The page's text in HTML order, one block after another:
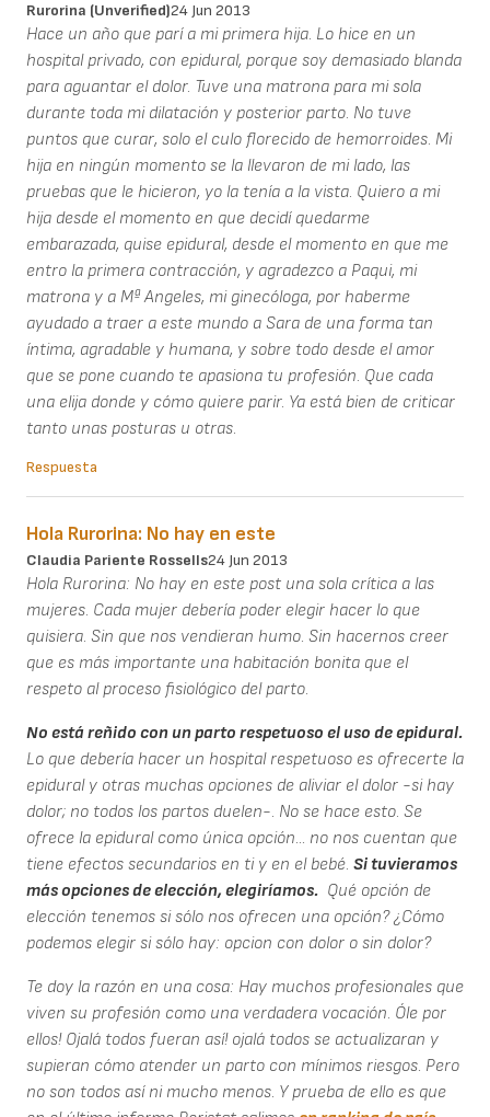
Rurorina (unverified)24 Jun 2013
Hace un año que parí a mi primera hija. Lo hice en un
hospital privado, con epidural, porque soy demasiado blanda
para aguantar el dolor. Tuve una matrona para mi sola
durante toda mi dilatación y posterior parto. No tuve
puntos que curar, solo el culo florecido de hemorroides. Mi
hija en ningún momento se la llevaron de mi lado, las
pruebas que le hicieron, yo la tenía a la vista. Quiero a mi
hija desde el momento en que decidí quedarme
embarazada, quise epidural, desde el momento en que me
entro la primera contracción, y agradezco a Paqui, mi
matrona y a Mª Angeles, mi ginecóloga, por haberme
ayudado a traer a este mundo a Sara de una forma tan
íntima, agradable y humana, y sobre todo desde el amor
que se pone cuando te apasiona tu profesión. Que cada
una elija donde y cómo quiere parir. Ya está bien de criticar
tanto unas posturas u otras.
Respuesta
Hola Rurorina: No hay en este
Claudia Pariente Rossells24 Jun 2013
Hola Rurorina: No hay en este post una sola crítica a las
mujeres. Cada mujer debería poder elegir hacer lo que
quisiera. Sin que nos vendieran humo. Sin hacernos creer
que es más importante una habitación bonita que el
respeto al proceso fisiológico del parto.
No está reñido con un parto respetuoso el uso de epidural.
Lo que debería hacer un hospital respetuoso es ofrecerte la
epidural y otras muchas opciones de aliviar el dolor -si hay
dolor; no todos los partos duelen-. No se hace esto. Se
ofrece la epidural como única opción... no nos cuentan que
tiene efectos secundarios en ti y en el bebé. Si tuvieramos
más opciones de elección, elegiríamos. Qué opción de
elección tenemos si sólo nos ofrecen una opción? ¿Cómo
podemos elegir si sólo hay: opcion con dolor o sin dolor?
Te doy la razón en una cosa: Hay muchos profesionales que
viven su profesión como una verdadera vocación. Óle por
ellos! Ojalá todos fueran así! ojalá todos se actualizaran y
supieran cómo atender un parto con mínimos riesgos. Pero
no son todos así ni mucho menos. Y prueba de ello es que